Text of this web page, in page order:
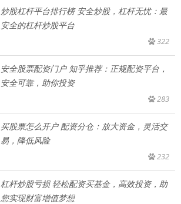
炒股杠杆平台排行榜 安全炒股，杠杆无忧：最
安全的杠杆炒股平台
322
安全股票配资门户 知乎推荐：正规配资平台，
安全可靠，助你投资
283
买股票怎么开户 配资分仓：放大资金，灵活交
易，降低风险
232
杠杆炒股亏损 轻松配资买基金，高效投资，助
您实现财富增值梦想